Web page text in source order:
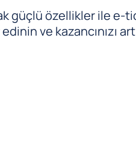
güçlü özellikler ile e-
ve kazancınızı